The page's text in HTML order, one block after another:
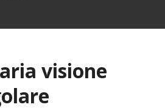
visione